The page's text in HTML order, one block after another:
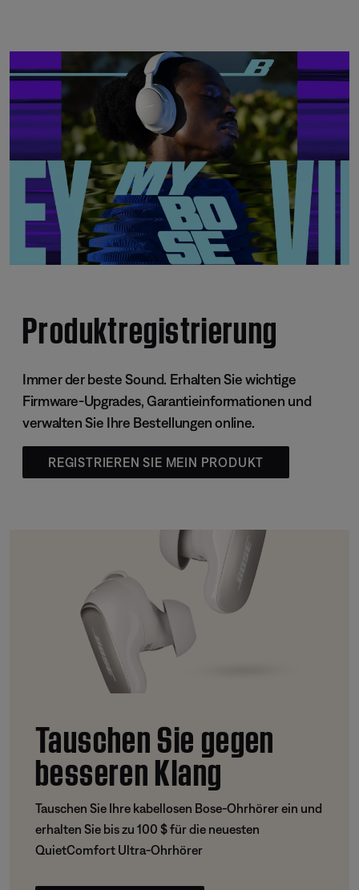
Produktregistrierung
Immer der beste Sound. Erhalten Sie wichtige
Firmware-Upgrades, Garantieinformationen und
verwalten Sie Ihre Bestellungen online.
REGISTRIEREN SIE MEIN PRODUKT
Tauschen Sie gegen
besseren Klang
Tauschen Sie Ihre kabellosen Bose-Ohrhörer ein und
erhalten Sie bis zu 100 $ für die neuesten
QuietComfort Ultra-Ohrhörer